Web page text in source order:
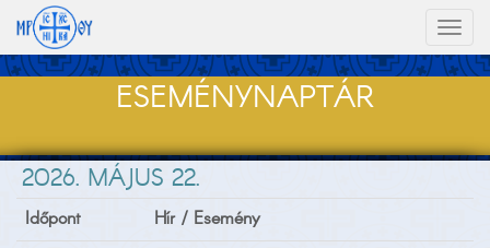
ESEMÉNYNAPTÁR
2026. MÁJUS 22.
Időpont
Hír / Esemény